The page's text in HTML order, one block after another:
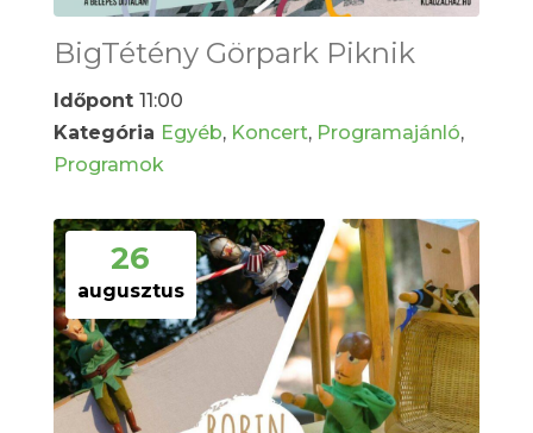
BigTétény Görpark Piknik
Időpont 11:00
Kategória Egyéb, Koncert, Programajánló,
Programok
26
augusztus